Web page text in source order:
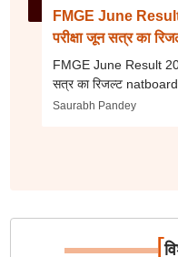
FMGE June
परीक्षा जून सत्र का
FMGE June Result
सत्र का रिजल्ट
Saurabh Pandey
[